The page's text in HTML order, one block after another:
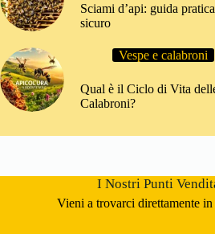
Sciami d’api: guida
sicuro
Vespe e calabroni
Qual è il Ciclo di Vita
Calabroni?
I Nostri Punti
Vieni a trovarci direttamente